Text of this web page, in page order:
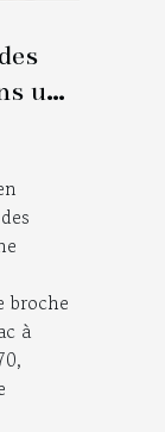
une
broche
à